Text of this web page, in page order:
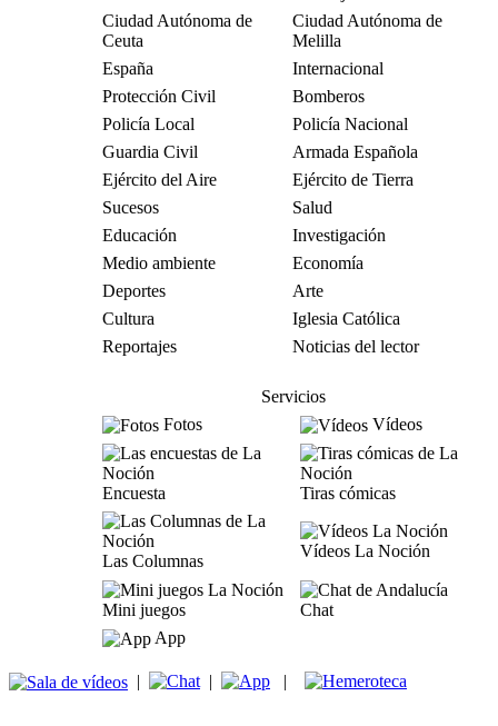
Ciudad Autónoma de
Ceuta
Ciudad Autónoma de
Melilla
España
Internacional
Protección Civil
Bomberos
Policía Local
Policía Nacional
Guardia Civil
Armada Española
Ejército del Aire
Ejército de Tierra
Sucesos
Salud
Educación
Investigación
Medio ambiente
Economía
Deportes
Arte
Cultura
Iglesia Católica
Reportajes
Noticias del lector
Servicios
Fotos
Vídeos
Encuesta Tiras cómicas
Las Columnas
Vídeos La Noción
Mini juegos
Chat
App
| | |